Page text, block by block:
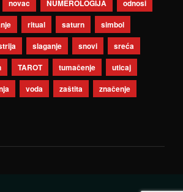
novac NUMEROLOGIJA
odnosi
ritual saturn
simbol
slaganje snovi
sreća
TAROT tumačenje
uticaj
voda zaštita značenje